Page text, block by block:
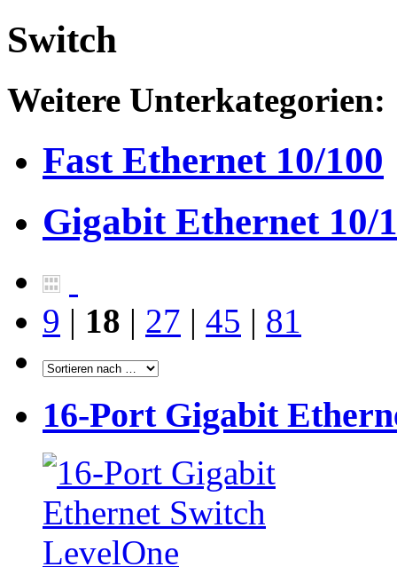
Switch
Weitere Unterkategorien:
Fast Ethernet 10/100
Gigabit Ethernet 10/
9 | 18 | 27 | 45 | 81
16-Port Gigabit